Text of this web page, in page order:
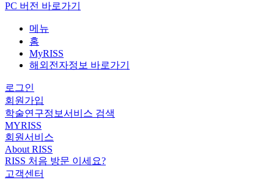
PC 버전 바로가기
메뉴
홈
MyRISS
해외전자정보 바로가기
로그인
회원가입
학술연구정보서비스 검색
MYRISS
회원서비스
About RISS
RISS 처음 방문 이세요?
고객센터